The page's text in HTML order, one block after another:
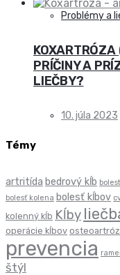
Problémy a
PRÍČINY A
LIEČBY?
10. júla 2023
Témy
artritída bedrový kĺb
bolesť kolena bolesť kĺbov
kolenný kĺb Kĺby
operácie kĺbov
prevencia
štýl